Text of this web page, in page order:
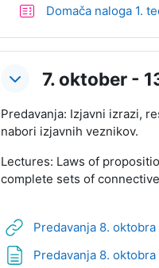
Domača naloga 1.
7. oktober -
Predavanja: Izjavni izrazi,
nabori izjavnih veznikov.
Lectures: Laws of
complete sets of
Predavanja 8.
Predavanja 8.